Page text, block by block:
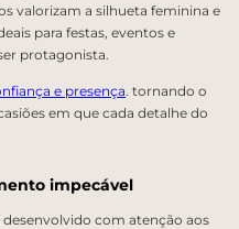
valorizam a silhueta feminina e
para festas, eventos e
protagonista.
e presença . tornando o
em que cada detalhe do
impecável
desenvolvido com atenção aos